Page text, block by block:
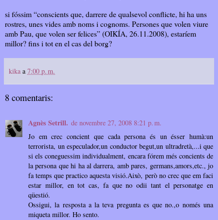
si fóssim “conscients que, darrere de qualsevol conflicte, hi ha uns
rostres, unes vides amb noms i cognoms. Persones que volen viure
amb Pau, que volen ser felices” (OIKÍA, 26.11.2008), estaríem
millor? fins i tot en el cas del borg?
kika a 7:00 p. m.
8 comentaris:
Agnès Setrill. de novembre 27, 2008 8:21 p. m.
Jo em crec concient que cada persona és un ésser humà:un
terrorista, un especulador,un conductor begut,un ultradretà,...i que
si els coneguessim individualment, encara fórem més concients de
la persona que hi ha al darrera, amb pares, germans,amors,etc., jo
fa temps que practico aquesta visió.Això, però no crec que em faci
estar millor, en tot cas, fa que no odii tant el personatge en
qüestió.
Ossigui, la resposta a la teva pregunta es que no.,o només una
miqueta millor. Ho sento.